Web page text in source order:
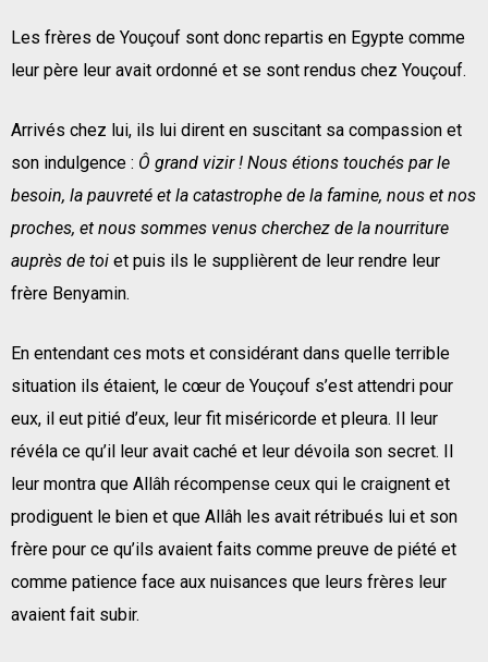
Les frères de Youçouf sont donc repartis en Egypte comme
leur père leur avait ordonné et se sont rendus chez Youçouf.
Arrivés chez lui, ils lui dirent en suscitant sa compassion et
son indulgence : Ô grand vizir ! Nous étions touchés par le
besoin, la pauvreté et la catastrophe de la famine, nous et nos
proches, et nous sommes venus cherchez de la nourriture
auprès de toi et puis ils le supplièrent de leur rendre leur
frère Benyamin.
En entendant ces mots et considérant dans quelle terrible
situation ils étaient, le cœur de Youçouf s’est attendri pour
eux, il eut pitié d’eux, leur fit miséricorde et pleura. Il leur
révéla ce qu’il leur avait caché et leur dévoila son secret. Il
leur montra que Allâh récompense ceux qui le craignent et
prodiguent le bien et que Allâh les avait rétribués lui et son
frère pour ce qu’ils avaient faits comme preuve de piété et
comme patience face aux nuisances que leurs frères leur
avaient fait subir.